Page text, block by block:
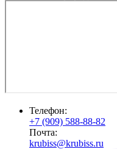
Телефон:
+7 (909) 588-88-82
Почта:
krubiss@krubiss.ru